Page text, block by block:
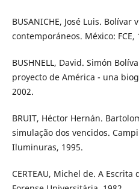
BUSANICHE, José Luis. Bolívar
contemporáneos. México: FCE,
BUSHNELL, David. Simón
proyecto de América - una
2002.
BRUIT, Héctor Hernán.
simulação dos vencidos.
Iluminuras, 1995.
CERTEAU, Michel de. A